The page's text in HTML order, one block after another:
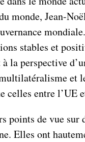
monde, Jean-
stables et
la perspective
et
celles entre l’UE
points de vue
Elles ont